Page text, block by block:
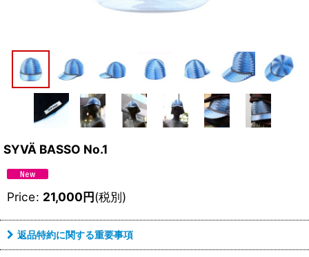
SYVÄ BASSO No.1
Price: 21,000円(税別)
返品特約に関する重要事項